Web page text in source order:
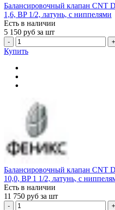
Балансировочный клапан CNT
1,6, BP 1/2, латунь, с ниппелями
Есть в наличии
5 150 руб за шт
- +
Купить
Балансировочный клапан CNT
10,0, BP 1 1/2, латунь, с
Есть в наличии
11 750 руб за шт
- +